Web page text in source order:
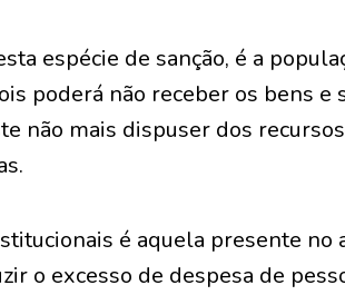
espécie de sanção, é a
poderá não receber os bens e
não mais dispuser dos recursos
é aquela presente no
o excesso de despesa de